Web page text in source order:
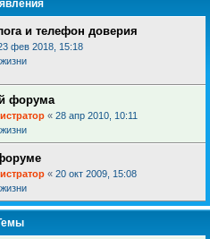
и телефон доверия
фев 2018, 15:18
форума
« 28 апр 2010, 10:11
« 20 окт 2009, 15:08